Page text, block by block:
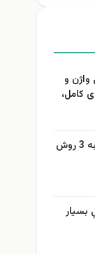
و
کامل،
طرز تهيه خیار شور خانگي به 3 روش
بسيار